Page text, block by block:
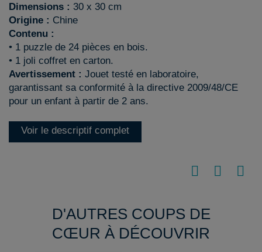
Dimensions : 30 x 30 cm
Origine : Chine
Contenu :
• 1 puzzle de 24 pièces en bois.
• 1 joli coffret en carton.
Avertissement : Jouet testé en laboratoire,
garantissant sa conformité à la directive 2009/48/CE
pour un enfant à partir de 2 ans.
Voir le descriptif complet
D'AUTRES COUPS DE
CŒUR À DÉCOUVRIR